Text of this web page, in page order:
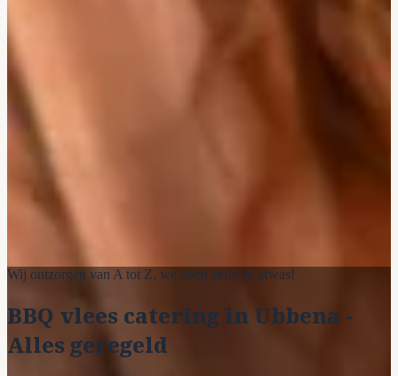
Wij ontzorgen van A tot Z, we doen zelfs de afwas!
BBQ vlees catering in Ubbena -
Alles geregeld